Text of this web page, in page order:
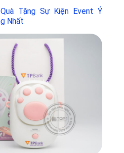
Tặng Sự Kiện Event Ý
Nhất